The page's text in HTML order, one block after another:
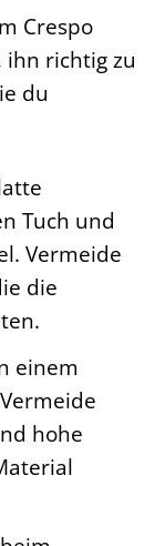
Crespo
ihn richtig zu
du
Tuch und
Vermeide
die
einem
hohe